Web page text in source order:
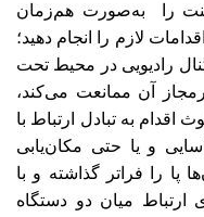
اکسس‌پوینت را به‌صورت هم‌زمان
لازم را انجام دهید؛
رادیویی در محیط تحت‌
آن ممانعت می‌کند،
اقدام به تبادل ارتباط با
و یا حتی مکان‌یابی
پا را فراتر گذاشته و با
ارتباط میان دو دستگاه